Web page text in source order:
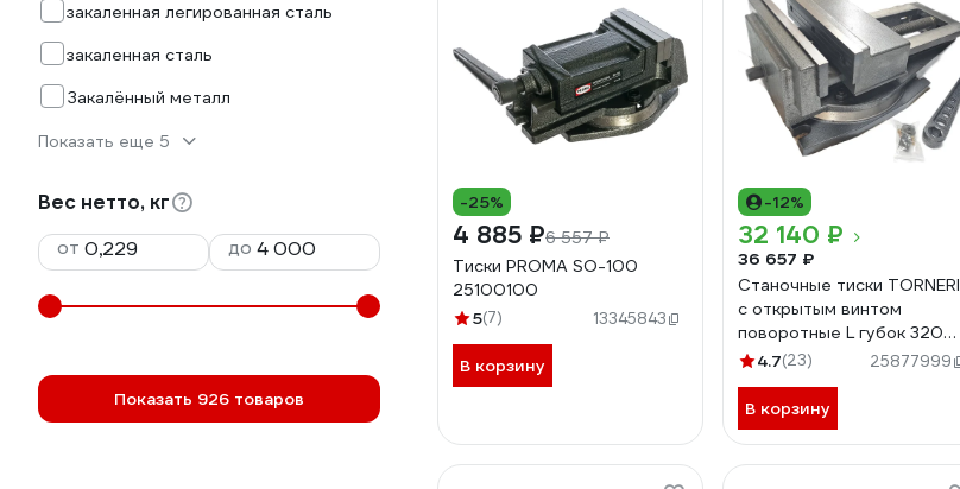
закаленная легированная сталь
закаленная сталь
Закалённый металл
Показать еще 5
Вес нетто, кг
от
до
Показать 926 товаров
-25%
4 885 ₽6 557 ₽
Тиски PROMA SO-100
25100100
5(7) 13345843
В корзину
-12%
32 140 ₽
36 657 ₽
Станочные тиски TORNERI
с открытым винтом
поворотные L губок 320
мм, серия QB320 045771
4.7(23) 25877999
В корзину